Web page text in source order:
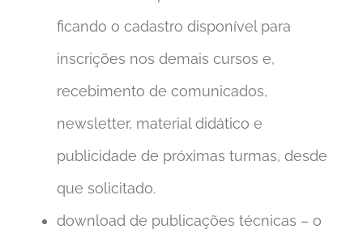
ficando o cadastro disponível para
inscrições nos demais cursos e,
recebimento de comunicados,
newsletter, material didático e
publicidade de próximas turmas, desde
que solicitado.
download de publicações técnicas – o